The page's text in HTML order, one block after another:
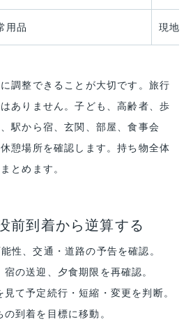
用品 現地
調整できることが大切です。旅行
ありません。子ども、高齢者、歩
駅から宿、玄関、部屋、食事会
憩場所を確認します。持ち物全体
とめます。
前到着から逆算する
性、交通・道路の予告を確認。
の送迎、夕食期限を再確認。
見て予定続行・短縮・変更を判断。
の到着を目標に移動。